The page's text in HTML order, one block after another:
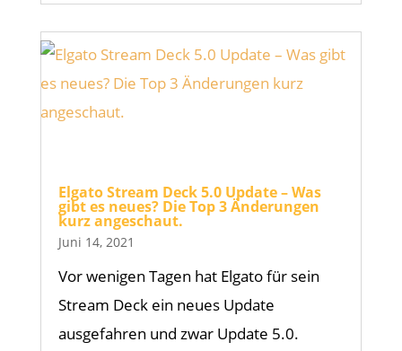
Elgato Stream Deck 5.0 Update – Was
gibt es neues? Die Top 3 Änderungen
kurz angeschaut.
Juni 14, 2021
Vor wenigen Tagen hat Elgato für sein
Stream Deck ein neues Update
ausgefahren und zwar Update 5.0.